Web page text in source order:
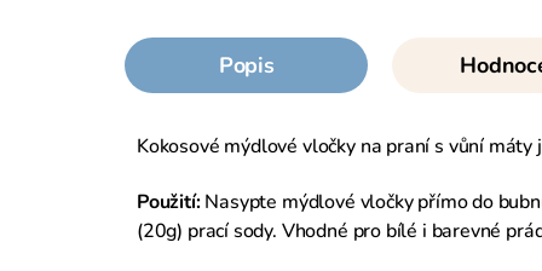
Popis
Kokosové mýdlové vločky na praní s vůní
Použití:Nasypte mýdlové vločky přímo do
(20g) prací sody. Vhodné pro bílé i barevné